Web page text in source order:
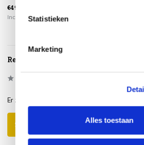
Statistieken
Marketing
Alles toestaan
€49,95
Incl. btw
Reviews
Er zijn nog geen reviews geschreven over dit
Schrijf je eigen review